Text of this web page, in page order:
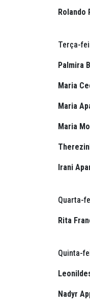
Rolando
Terça-
Palmira
Maria
Maria
Maria
Irani
Quarta-
Rita
Quinta-
Nadyr